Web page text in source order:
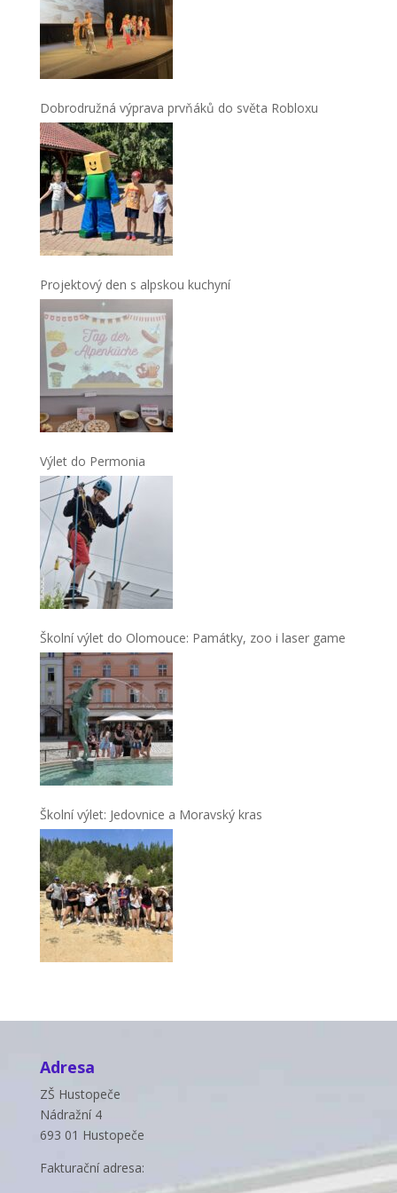
Dobrodružná výprava prvňáků do světa Robloxu
Projektový den s alpskou kuchyní
Výlet do Permonia
Školní výlet do Olomouce: Památky, zoo i laser game
Školní výlet: Jedovnice a Moravský kras
Adresa
ZŠ Hustopeče
Nádražní 4
693 01 Hustopeče
Fakturační adresa: